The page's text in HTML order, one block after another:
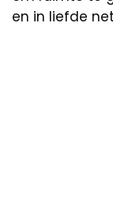
en in liefde net